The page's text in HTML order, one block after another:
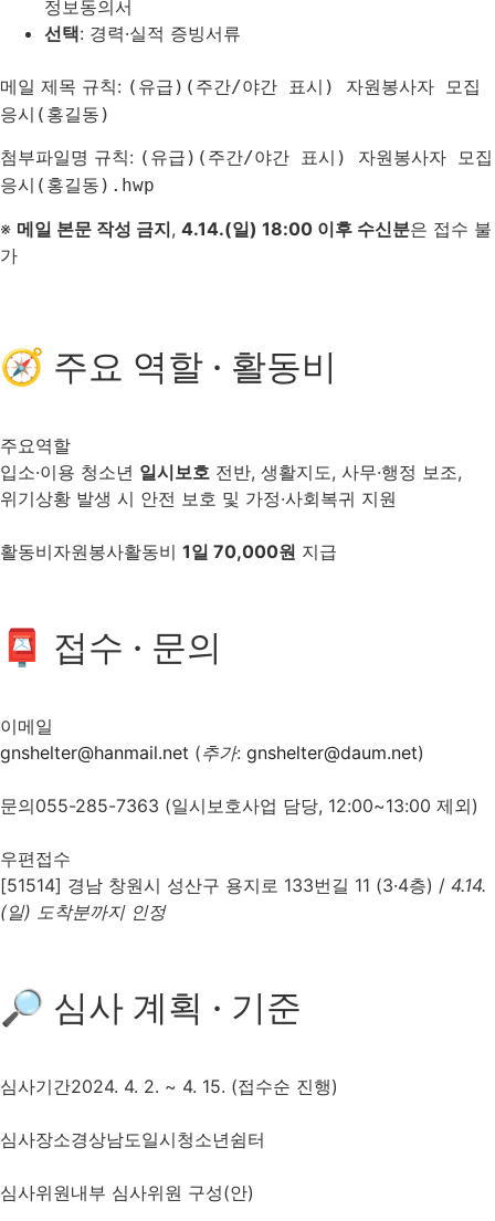
정보동의서
선택: 경력·실적 증빙서류
메일 제목 규칙: (유급)(주간/야간 표시) 자원봉사자 모집
응시(홍길동)
첨부파일명 규칙: (유급)(주간/야간 표시) 자원봉사자 모집
응시(홍길동).hwp
※ 메일 본문 작성 금지, 4.14.(일) 18:00 이후 수신분은 접수 불
가
🧭 주요 역할 · 활동비
주요역할
입소·이용 청소년 일시보호 전반, 생활지도, 사무·행정 보조,
위기상황 발생 시 안전 보호 및 가정·사회복귀 지원
활동비자원봉사활동비 1일 70,000원 지급
📮 접수 · 문의
이메일
gnshelter@hanmail.net (추가: gnshelter@daum.net)
문의055-285-7363 (일시보호사업 담당, 12:00~13:00 제외)
우편접수
[51514] 경남 창원시 성산구 용지로 133번길 11 (3·4층) / 4.14.
(일) 도착분까지 인정
🔎 심사 계획 · 기준
심사기간2024. 4. 2. ~ 4. 15. (접수순 진행)
심사장소경상남도일시청소년쉼터
심사위원내부 심사위원 구성(안)